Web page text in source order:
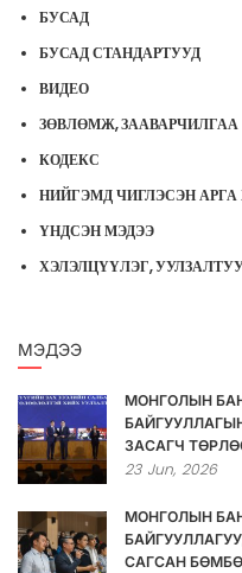
БУСАД
БУСАД СТАНДАРТУУД
ВИДЕО
ЗӨВЛӨМЖ, ЗААВАРЧИЛГАА
КОДЕКС
НИЙГЭМД ЧИГЛЭСЭН
ҮНДСЭН МЭДЭЭ
ХЭЛЭЛЦҮҮЛЭГ,
МЭДЭЭ
МОНГОЛЫН
ЗАСАГЧ
23 Jun, 2026
МОНГОЛЫН
САГСАН